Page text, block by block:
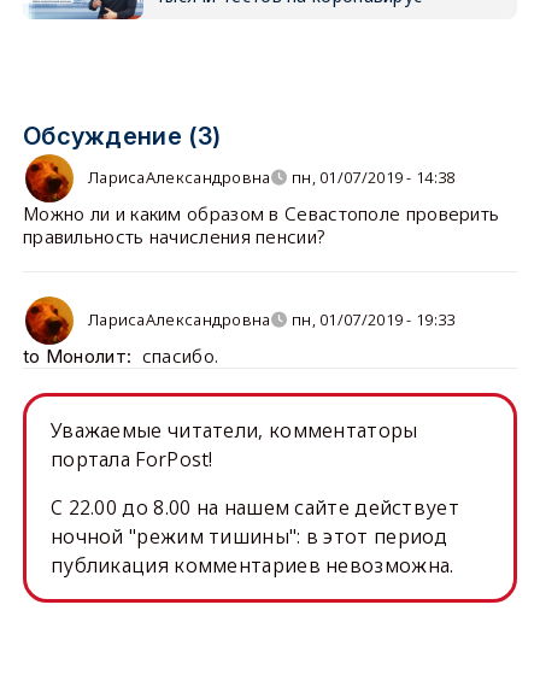
Обсуждение (3)
ЛарисаАлександровна пн, 01/07/2019 - 14:38
Можно ли и каким образом в Севастополе проверить
правильность начисления пенсии?
ЛарисаАлександровна пн, 01/07/2019 - 19:33
to Монолит: спасибо.
Уважаемые читатели, комментаторы
портала ForPost!
C 22.00 до 8.00 на нашем сайте действует
ночной "режим тишины": в этот период
публикация комментариев невозможна.